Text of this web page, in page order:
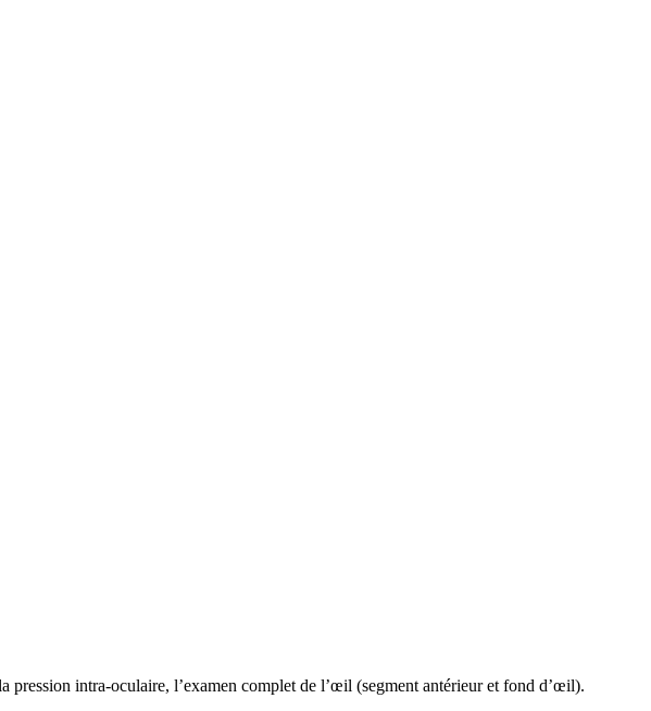
pression intra-oculaire, l’examen complet de l’œil (segment antérieur et fond d’œil).